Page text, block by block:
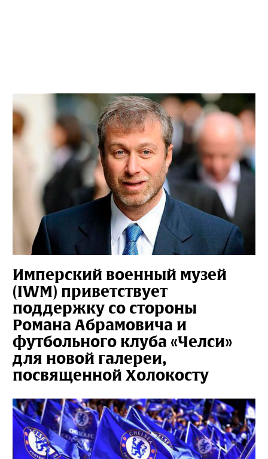
Имперский военный музей
(IWM) приветствует
поддержку со стороны
Романа Абрамовича и
футбольного клуба «Челси»
для новой галереи,
посвященной Холокосту